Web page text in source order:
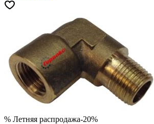
% Летняя распродажа-20%